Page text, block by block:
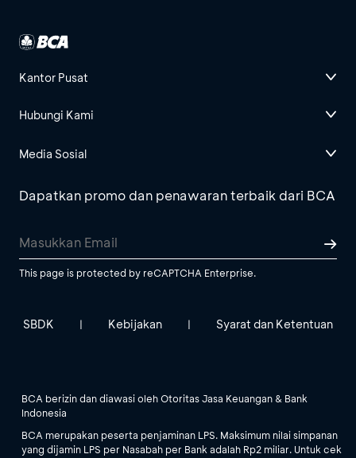
Kantor Pusat
Hubungi Kami
Media Sosial
Dapatkan promo dan penawaran terbaik dari BCA
This page is protected by reCAPTCHA Enterprise.
SBDK | Kebijakan | Syarat dan Ketentuan
BCA berizin dan diawasi oleh Otoritas Jasa Keuangan & Bank
Indonesia
BCA merupakan peserta penjaminan LPS. Maksimum nilai simpanan
yang dijamin LPS per Nasabah per Bank adalah Rp2 miliar. Untuk cek